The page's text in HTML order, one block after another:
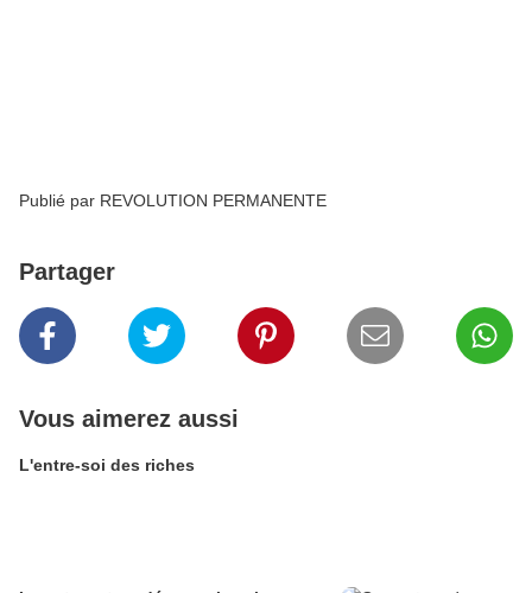
Publié par REVOLUTION PERMANENTE
Partager
Vous aimerez aussi
L'entre-soi des riches